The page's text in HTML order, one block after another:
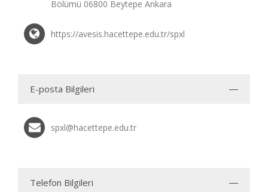
Bölümü 06800 Beytepe Ankara
https://avesis.hacettepe.edu.tr/spxl
E-posta Bilgileri
spxl@hacettepe.edu.tr
Telefon Bilgileri